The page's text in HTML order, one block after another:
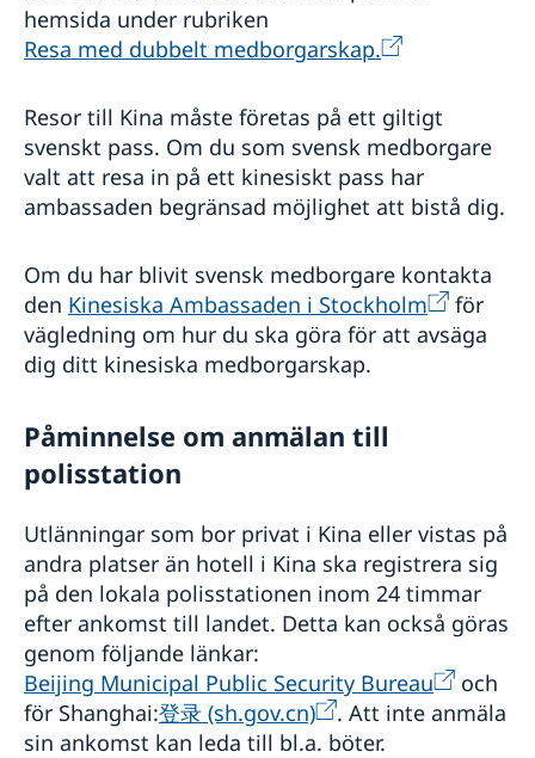
hemsida under rubriken
Resa med dubbelt medborgarskap.
Resor till Kina måste företas på ett giltigt
svenskt pass. Om du som svensk medborgare
valt att resa in på ett kinesiskt pass har
ambassaden begränsad möjlighet att bistå dig.
Om du har blivit svensk medborgare kontakta
den Kinesiska Ambassaden i Stockholm
för
vägledning om hur du ska göra för att avsäga
dig ditt kinesiska medborgarskap.
Påminnelse om anmälan till
polisstation
Utlänningar som bor privat i Kina eller vistas på
andra platser än hotell i Kina ska registrera sig
på den lokala polisstationen inom 24 timmar
efter ankomst till landet. Detta kan också göras
genom följande länkar:
Beijing Municipal Public Security Bureau
och
för Shanghai:登录 (sh.gov.cn)
. Att inte anmäla
sin ankomst kan leda till bl.a. böter.